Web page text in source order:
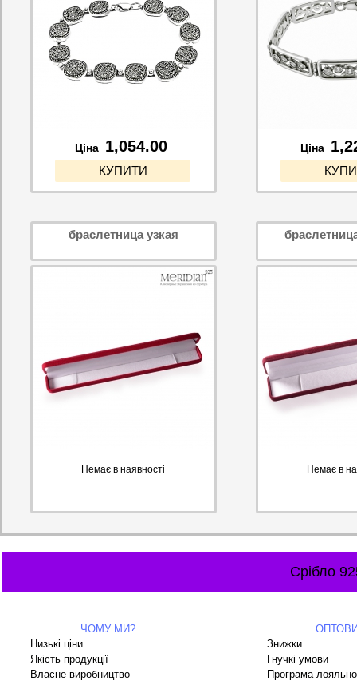
Ціна 1,054.00
КУПИТИ
Ціна
браслетница узкая
Немає в наявності Немає в
Срібло
ЧОМУ МИ?
Низькі ціни
Знижки
Якість продукції
Гнучкі умови
Власне виробництво
Програма